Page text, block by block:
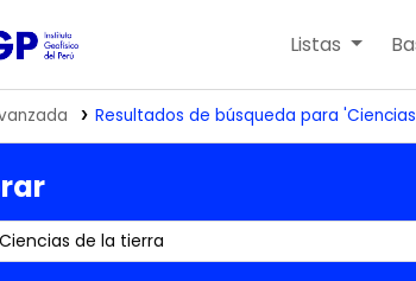
IGP
Listas
Resultados de búsqueda para
en el catálogo por palabra